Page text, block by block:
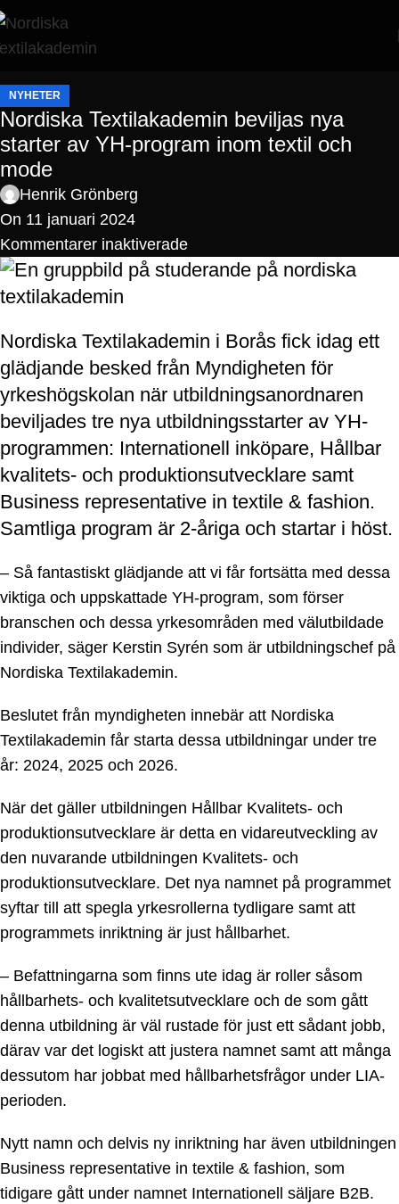
NYHETER
Nordiska Textilakademin beviljas nya
starter av YH-program inom textil och
mode
Henrik Grönberg
On 11 januari 2024
Kommentarer inaktiverade
Nordiska Textilakademin i Borås fick idag ett
glädjande besked från Myndigheten för
yrkeshögskolan när utbildningsanordnaren
beviljades tre nya utbildningsstarter av YH-
programmen: Internationell inköpare, Hållbar
kvalitets- och produktionsutvecklare samt
Business representative in textile & fashion.
Samtliga program är 2-åriga och startar i höst.
– Så fantastiskt glädjande att vi får fortsätta med dessa
viktiga och uppskattade YH-program, som förser
branschen och dessa yrkesområden med välutbildade
individer, säger Kerstin Syrén som är utbildningschef på
Nordiska Textilakademin.
Beslutet från myndigheten innebär att Nordiska
Textilakademin får starta dessa utbildningar under tre
år: 2024, 2025 och 2026.
När det gäller utbildningen Hållbar Kvalitets- och
produktionsutvecklare är detta en vidareutveckling av
den nuvarande utbildningen Kvalitets- och
produktionsutvecklare. Det nya namnet på programmet
syftar till att spegla yrkesrollerna tydligare samt att
programmets inriktning är just hållbarhet.
– Befattningarna som finns ute idag är roller såsom
hållbarhets- och kvalitetsutvecklare och de som gått
denna utbildning är väl rustade för just ett sådant jobb,
därav var det logiskt att justera namnet samt att många
dessutom har jobbat med hållbarhetsfrågor under LIA-
perioden.
Nytt namn och delvis ny inriktning har även utbildningen
Business representative in textile & fashion, som
tidigare gått under namnet Internationell säljare B2B.